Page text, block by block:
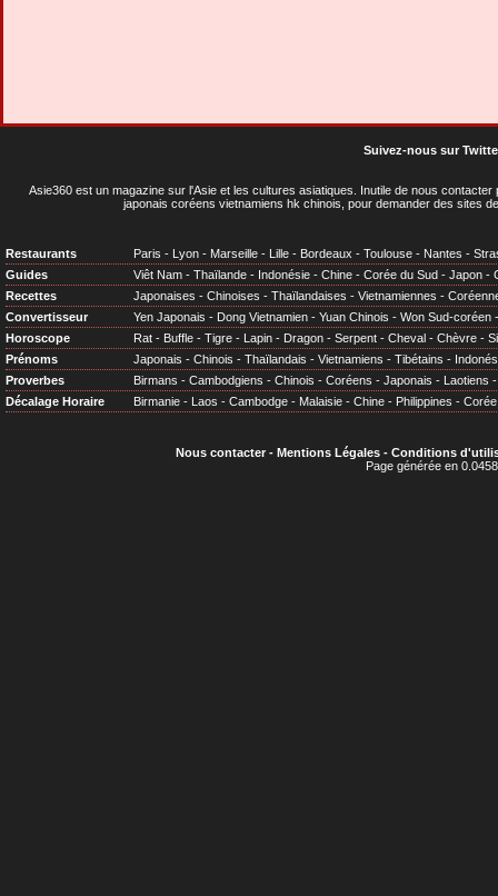
Suivez-nous sur
Asie360 est un magazine sur l'Asie et les cultures asiatiques . Inutile de nous
japonais coréens vietnamiens hk chinois, pour demander des sites
Restaurants Paris - Lyon - Marseille - Lille - Bordeaux - Toulouse - Nantes -
Guides
Viêt Nam - Thaïlande - Indonésie - Chine - Corée du Sud - Japon -
Recettes
Japonaises - Chinoises - Thaïlandaises - Vietnamiennes -
Convertisseur
Yen Japonais - Dong Vietnamien - Yuan Chinois - Won Sud-coréen
Horoscope
Rat - Buffle - Tigre - Lapin - Dragon - Serpent - Cheval - Chèvre -
Prénoms
Japonais - Chinois - Thaïlandais - Vietnamiens - Tibétains -
Proverbes
Birmans - Cambodgiens - Chinois - Coréens - Japonais - Laotiens
Décalage Horaire
Birmanie - Laos - Cambodge - Malaisie - Chine - Philippines - Corée
Nous contacter- Mentions Légales- Conditions
Page générée en